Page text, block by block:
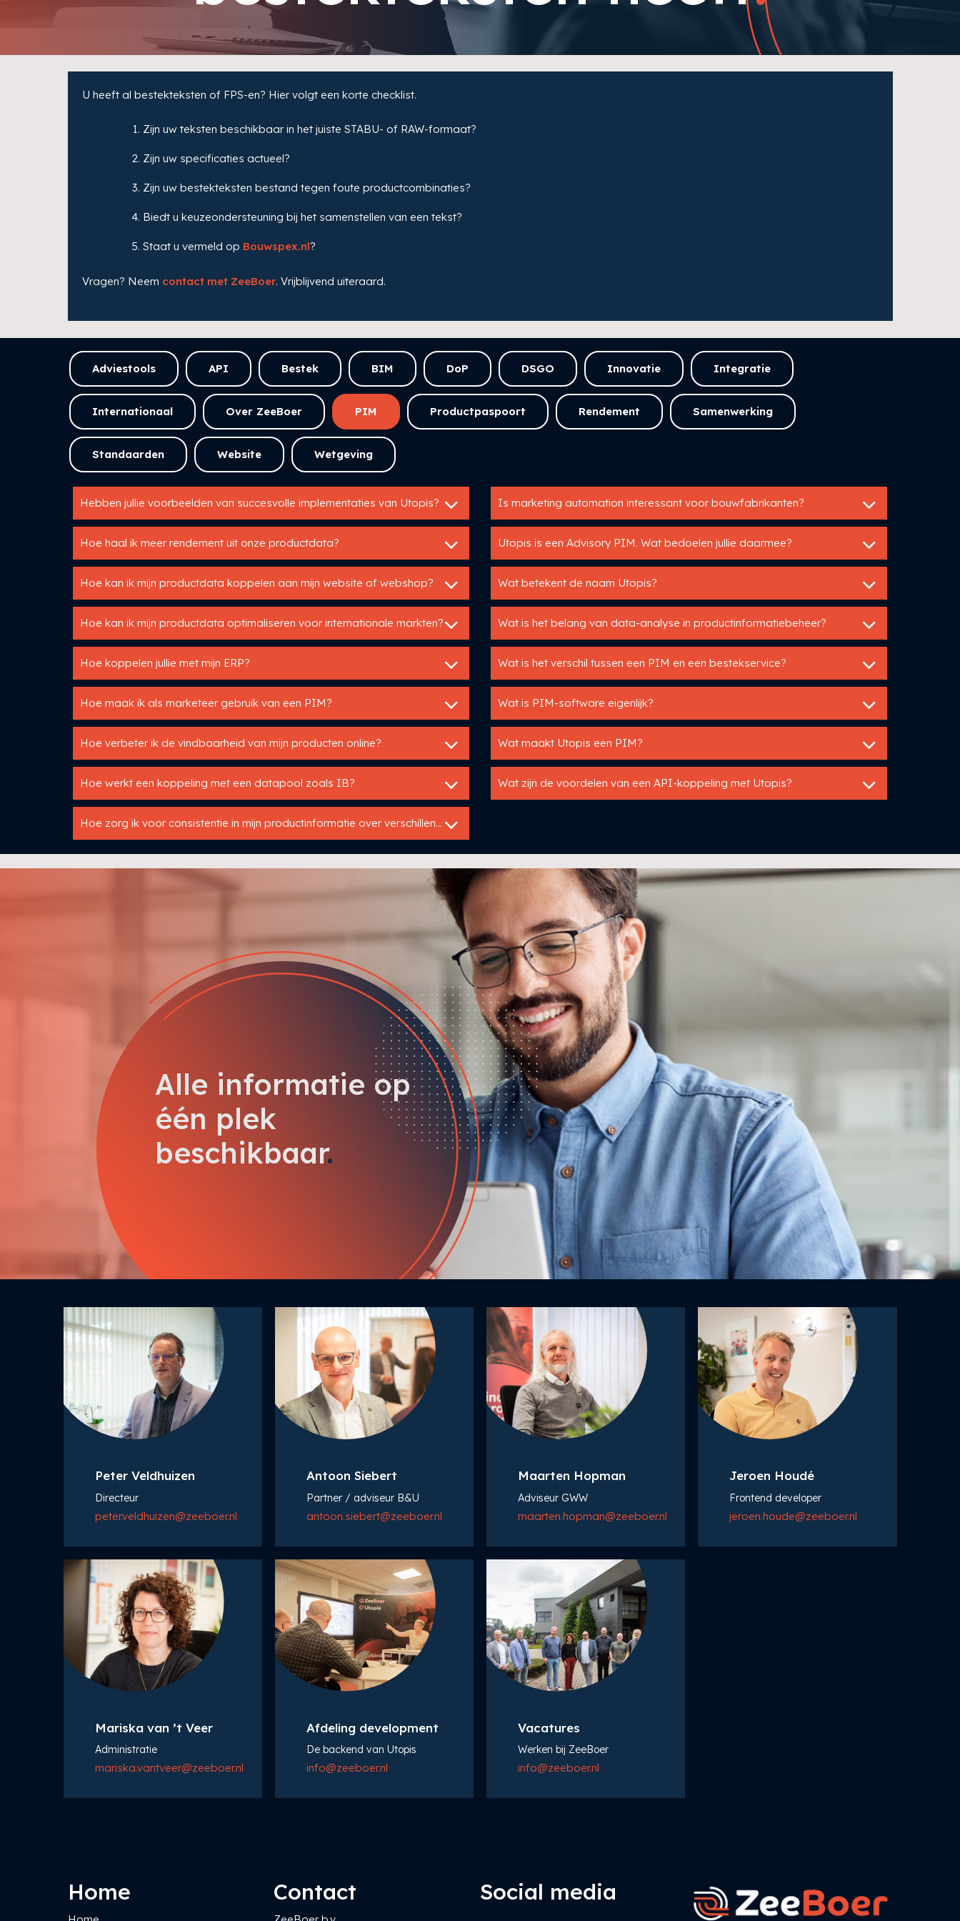
U heeft al bestekteksten of FPS-en? Hier volgt een korte checklist.
Zijn uw teksten beschikbaar in het juiste STABU- of RAW-formaat?
Zijn uw specificaties actueel?
Zijn uw bestekteksten bestand tegen foute productcombinaties?
Biedt u keuzeondersteuning bij het samenstellen van een tekst?
Staat u vermeld op Bouwspex.nl?
Vragen? Neem contact met ZeeBoer. Vrijblijvend uiteraard.
Adviestools API Bestek BIM DoP DSGO Innovatie Integratie
Internationaal Over ZeeBoer PIM Productpaspoort Rendement Samenwerking
Standaarden Website Wetgeving
Hebben jullie voorbeelden van succesvolle implementaties van Utopis?
Hoe haal ik meer rendement uit onze productdata?
Hoe kan ik mijn productdata koppelen aan mijn website of webshop?
Hoe kan ik mijn productdata optimaliseren voor internationale markten?
Hoe koppelen jullie met mijn ERP?
Hoe maak ik als marketeer gebruik van een PIM?
Hoe verbeter ik de vindbaarheid van mijn producten online?
Hoe werkt een koppeling met een datapool zoals IB?
Hoe zorg ik voor consistentie in mijn productinformatie over verschillende kanalen?
Is marketing automation interessant voor bouwfabrikanten?
Utopis is een Advisory PIM. Wat bedoelen jullie daarmee?
Wat betekent de naam Utopis?
Wat is het belang van data-analyse in productinformatiebeheer?
Wat is het verschil tussen een PIM en een bestekservice?
Wat is PIM-software eigenlijk?
Wat maakt Utopis een PIM?
Wat zijn de voordelen van een API-koppeling met Utopis?
Alle informatie op
één plek
beschikbaar.
Peter Veldhuizen
Directeur
peter.veldhuizen@zeeboer.nl
Antoon Siebert
Partner / adviseur B&U
antoon.siebert@zeeboer.nl
Maarten Hopman
Adviseur GWW
maarten.hopman@zeeboer.nl
Jeroen Houdé
Frontend developer
jeroen.houde@zeeboer.nl
Mariska van ’t Veer
Administratie
mariska.vantveer@zeeboer.nl
Afdeling development
De backend van Utopis
info@zeeboer.nl
Vacatures
Werken bij ZeeBoer
info@zeeboer.nl
Home Contact Social media